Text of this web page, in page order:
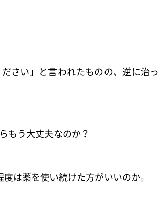
さい」と言われたものの、逆に治
もう大丈夫なのか？
は薬を使い続けた方がいいのか。